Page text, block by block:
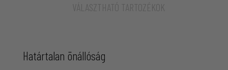
VÁLASZTHATÓ TARTOZÉKOK
Határtalan önállóság